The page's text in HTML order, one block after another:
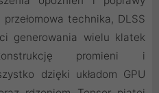
technika, DLSS
generowania wielu klatek
promieni i
dzięki układom GPU